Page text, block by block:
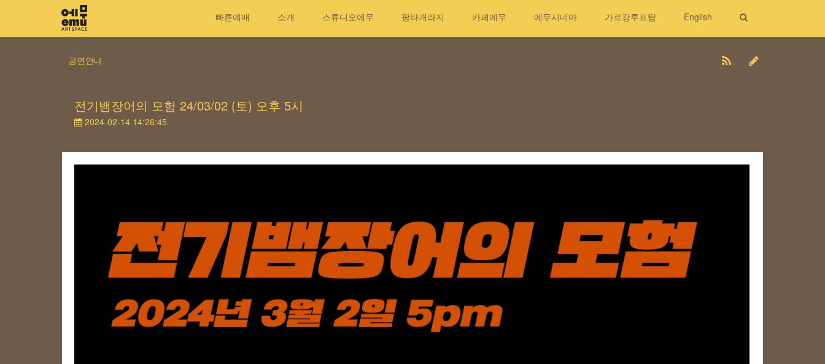
빠른예매 소개 스튜디오에무 팡타개라지 카페에무 에무시네마 가르강루프탑 English
공연안내
전기뱀장어의 모험 24/03/02 (토) 오후 5시
2024-02-14 14:26:45